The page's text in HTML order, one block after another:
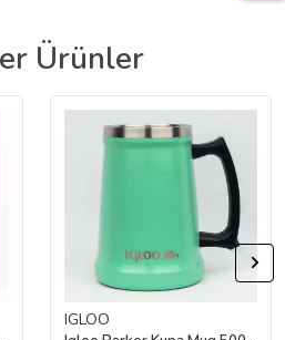
Ürünler
IGLOO